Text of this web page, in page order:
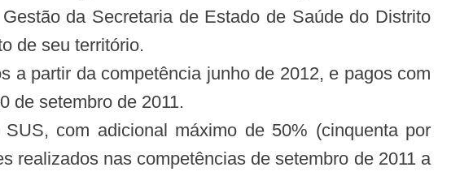
da Secretaria de Estado de Saúde do Distrito
de seu território.
a partir da competência junho de 2012, e pagos com
de setembro de 2011.
com adicional máximo de 50% (cinquenta por
realizados nas competências de setembro de 2011 a